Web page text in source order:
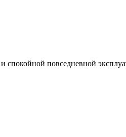
спокойной повседневной